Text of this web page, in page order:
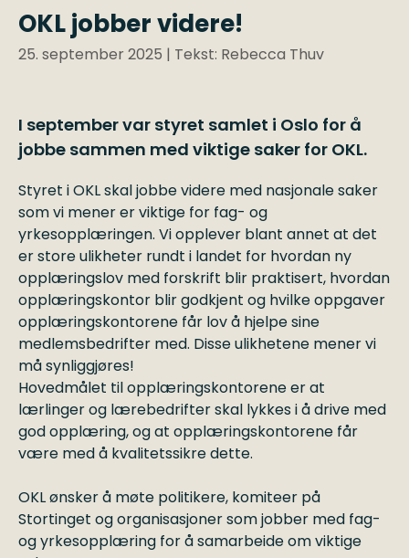
OKL jobber videre!
25. september 2025 | Tekst: Rebecca Thuv
I september var styret samlet i Oslo for å
jobbe sammen med viktige saker for OKL.
Styret i OKL skal jobbe videre med nasjonale saker
som vi mener er viktige for fag- og
yrkesopplæringen. Vi opplever blant annet at det
er store ulikheter rundt i landet for hvordan ny
opplæringslov med forskrift blir praktisert, hvordan
opplæringskontor blir godkjent og hvilke oppgaver
opplæringskontorene får lov å hjelpe sine
medlemsbedrifter med. Disse ulikhetene mener vi
må synliggjøres!
Hovedmålet til opplæringskontorene er at
lærlinger og lærebedrifter skal lykkes i å drive med
god opplæring, og at opplæringskontorene får
være med å kvalitetssikre dette.
OKL ønsker å møte politikere, komiteer på
Stortinget og organisasjoner som jobber med fag-
og yrkesopplæring for å samarbeide om viktige